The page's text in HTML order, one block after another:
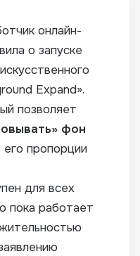
онлайн-
о запуске
Expand».
позволяет
фон
его пропорции
для всех
пока работает